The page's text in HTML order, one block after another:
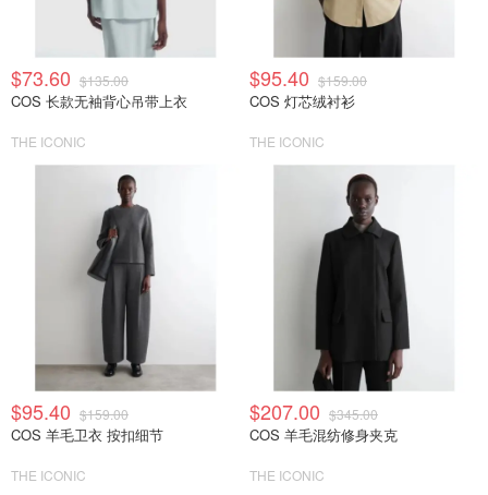
$73.60 $135.00
COS 长款无袖背心吊带上衣
THE ICONIC
$95.40 $159.00
COS 灯芯绒衬衫
THE ICONIC
$95.40 $159.00
COS 羊毛卫衣 按扣细节
THE ICONIC
$207.00 $345.00
COS 羊毛混纺修身夹克
THE ICONIC